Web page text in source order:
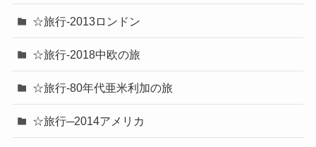
☆旅行-2013ロンドン
☆旅行-2018中欧の旅
☆旅行-80年代亜米利加の旅
☆旅行─2014アメリカ